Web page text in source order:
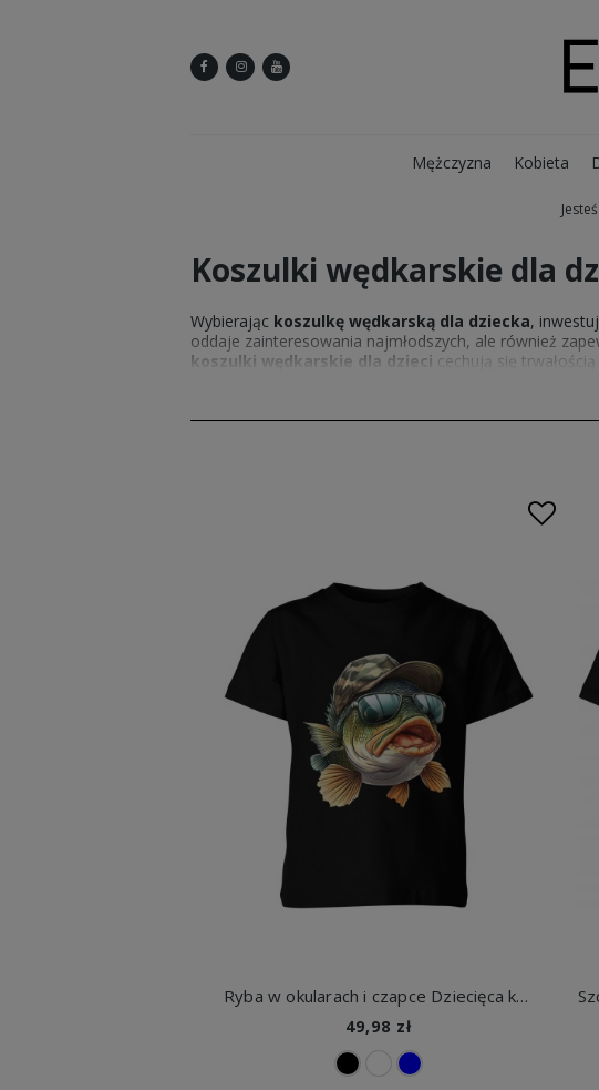
Mężczyzna Kobieta
Koszulki wędkarskie dla
Wybierając koszulkę wędkarską dla dziecka,
oddaje zainteresowania najmłodszych, ale również
koszulki wędkarskie dla dzieci cechują się
Ryba w okularach i czapce Dziecięca koszulka
49,98 zł